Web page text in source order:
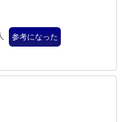
参考になった